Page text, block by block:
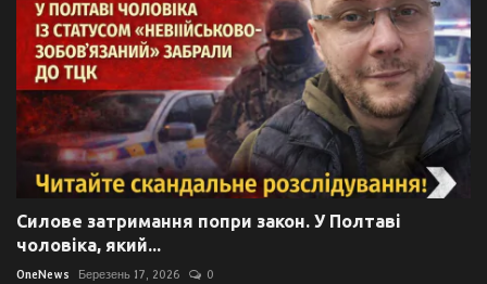
Силове затримання попри закон. У Полтаві
чоловіка, який...
OneNews Березень 17, 2026 0